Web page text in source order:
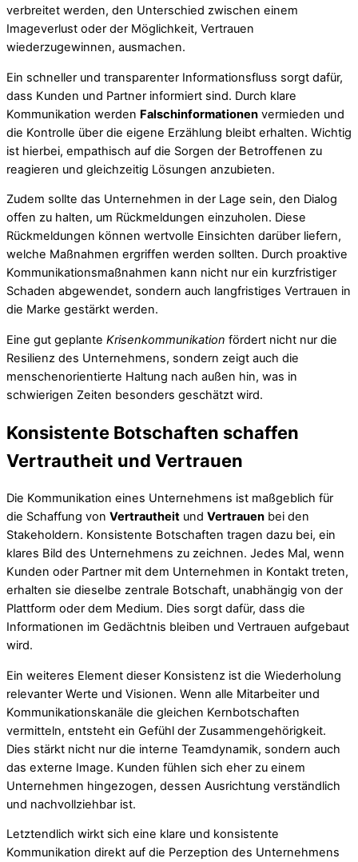
verbreitet werden, den Unterschied zwischen einem
Imageverlust oder der Möglichkeit, Vertrauen
wiederzugewinnen, ausmachen.
Ein schneller und transparenter Informationsfluss sorgt dafür,
dass Kunden und Partner informiert sind. Durch klare
Kommunikation werden Falschinformationen vermieden und
die Kontrolle über die eigene Erzählung bleibt erhalten. Wichtig
ist hierbei, empathisch auf die Sorgen der Betroffenen zu
reagieren und gleichzeitig Lösungen anzubieten.
Zudem sollte das Unternehmen in der Lage sein, den Dialog
offen zu halten, um Rückmeldungen einzuholen. Diese
Rückmeldungen können wertvolle Einsichten darüber liefern,
welche Maßnahmen ergriffen werden sollten. Durch proaktive
Kommunikationsmaßnahmen kann nicht nur ein kurzfristiger
Schaden abgewendet, sondern auch langfristiges Vertrauen in
die Marke gestärkt werden.
Eine gut geplante Krisenkommunikation fördert nicht nur die
Resilienz des Unternehmens, sondern zeigt auch die
menschenorientierte Haltung nach außen hin, was in
schwierigen Zeiten besonders geschätzt wird.
Konsistente Botschaften schaffen
Vertrautheit und Vertrauen
Die Kommunikation eines Unternehmens ist maßgeblich für
die Schaffung von Vertrautheit und Vertrauen bei den
Stakeholdern. Konsistente Botschaften tragen dazu bei, ein
klares Bild des Unternehmens zu zeichnen. Jedes Mal, wenn
Kunden oder Partner mit dem Unternehmen in Kontakt treten,
erhalten sie dieselbe zentrale Botschaft, unabhängig von der
Plattform oder dem Medium. Dies sorgt dafür, dass die
Informationen im Gedächtnis bleiben und Vertrauen aufgebaut
wird.
Ein weiteres Element dieser Konsistenz ist die Wiederholung
relevanter Werte und Visionen. Wenn alle Mitarbeiter und
Kommunikationskanäle die gleichen Kernbotschaften
vermitteln, entsteht ein Gefühl der Zusammengehörigkeit.
Dies stärkt nicht nur die interne Teamdynamik, sondern auch
das externe Image. Kunden fühlen sich eher zu einem
Unternehmen hingezogen, dessen Ausrichtung verständlich
und nachvollziehbar ist.
Letztendlich wirkt sich eine klare und konsistente
Kommunikation direkt auf die Perzeption des Unternehmens